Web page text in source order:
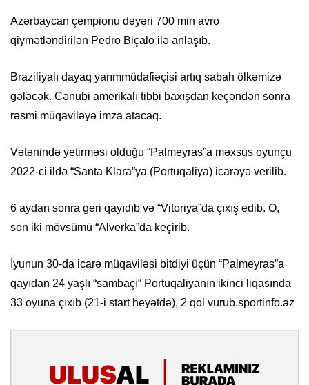
Azərbaycan çempionu dəyəri 700 min avro
qiymətləndirilən Pedro Biçalo ilə anlaşıb.
Braziliyalı dayaq yarımmüdafiəçisi artıq sabah ölkəmizə
gələcək. Cənubi amerikalı tibbi baxışdan keçəndən sonra
rəsmi müqaviləyə imza atacaq.
Vətənində yetirməsi olduğu “Palmeyras”a məxsus oyunçu
2022-ci ildə “Santa Klara”ya (Portuqaliya) icarəyə verilib.
6 aydan sonra geri qayıdıb və “Vitoriya”da çıxış edib. O,
son iki mövsümü “Alverka”da keçirib.
İyunun 30-da icarə müqaviləsi bitdiyi üçün “Palmeyras”a
qayıdan 24 yaşlı “sambaçı“ Portuqaliyanın ikinci liqasında
33 oyuna çıxıb (21-i start heyətdə), 2 qol vurub.sportinfo.az